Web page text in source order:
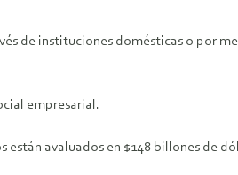
de instituciones domésticas o por
empresarial.
avaluados en $148 billones de